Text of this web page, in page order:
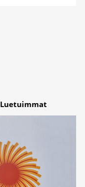
Luetuimmat